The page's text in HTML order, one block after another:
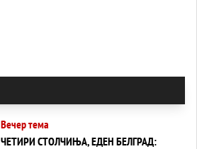
Вечер тема
ЧЕТИРИ СТОЛЧИЊА, ЕДЕН БЕЛГРАД: